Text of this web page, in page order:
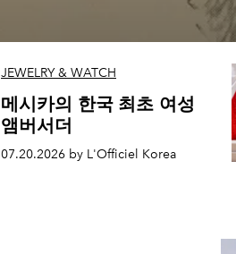
JEWELRY & WATCH
메시카의 한국 최초 여성
앰버서더
07.20.2026 by L'Officiel Korea